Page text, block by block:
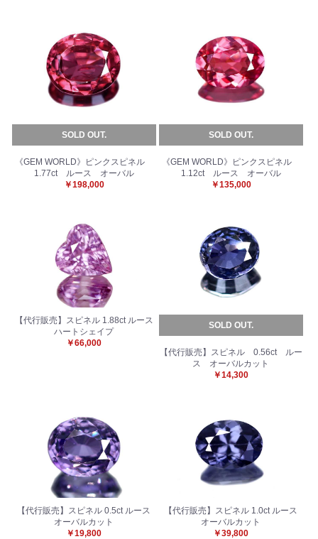
SOLD OUT.
《GEM WORLD》ピンクスピネル
1.77ct ルース オーバル
￥198,000
SOLD OUT.
《GEM WORLD》ピンクスピネル
1.12ct ルース オーバル
￥135,000
【代行販売】スピネル 1.88ct ルース
ハートシェイプ
￥66,000
SOLD OUT.
【代行販売】スピネル 0.56ct ルー
ス オーバルカット
￥14,300
【代行販売】スピネル 0.5ct ルース
オーバルカット
￥19,800
【代行販売】スピネル 1.0ct ルース
オーバルカット
￥39,800